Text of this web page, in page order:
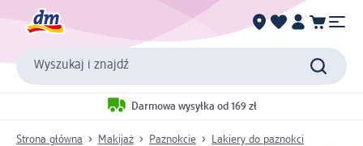
Wyszukaj i znajdź
Darmowa wysyłka od 169 zł
Strona główna Makijaż Paznokcie Lakiery do paznokci